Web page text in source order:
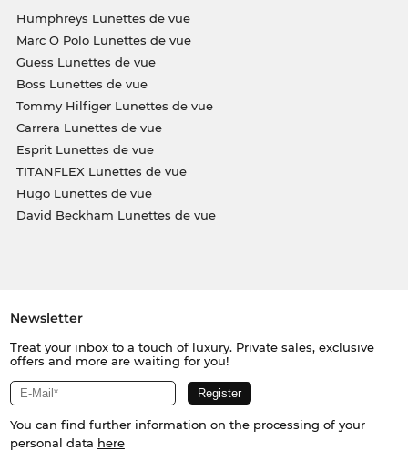
Humphreys Lunettes de vue
Marc O Polo Lunettes de vue
Guess Lunettes de vue
Boss Lunettes de vue
Tommy Hilfiger Lunettes de vue
Carrera Lunettes de vue
Esprit Lunettes de vue
TITANFLEX Lunettes de vue
Hugo Lunettes de vue
David Beckham Lunettes de vue
Newsletter
Treat your inbox to a touch of luxury. Private sales, exclusive
offers and more are waiting for you!
You can find further information on the processing of your
personal data here